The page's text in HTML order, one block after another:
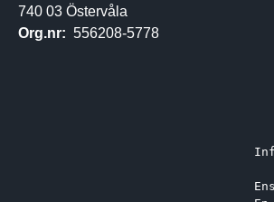
740 03 Östervåla
Org.nr: 556208-5778